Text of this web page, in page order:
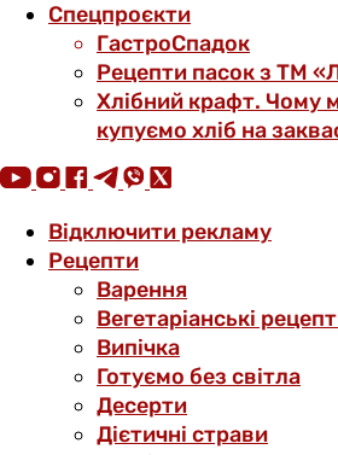
Спецпроєкти
ГастроСпадок
Рецепти пасок з ТМ
Хлібний крафт. Чому
купуємо хліб на
Відключити рекламу
Рецепти
Варення
Вегетаріанські
Випічка
Готуємо без світла
Десерти
Дієтичні страви